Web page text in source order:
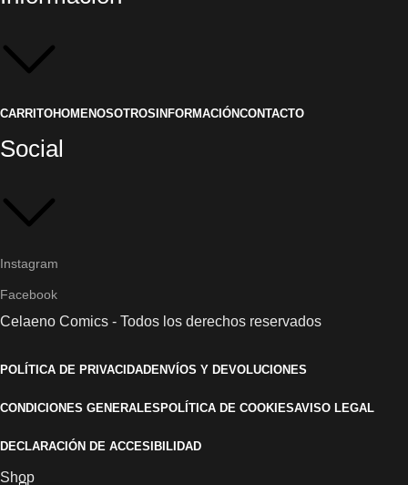
CARRITOHOMENOSOTROSINFORMACIÓNCONTACTO
Social
Instagram
Facebook
Celaeno Comics - Todos los derechos reservados
POLÍTICA DE PRIVACIDADENVÍOS Y DEVOLUCIONES
CONDICIONES GENERALESPOLÍTICA DE COOKIESAVISO LEGAL
DECLARACIÓN DE ACCESIBILIDAD
Shop